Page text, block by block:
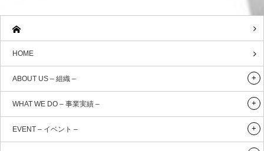
HOME
ABOUT US – 組織 –
WHAT WE DO – 事業実績 –
EVENT – イベント –